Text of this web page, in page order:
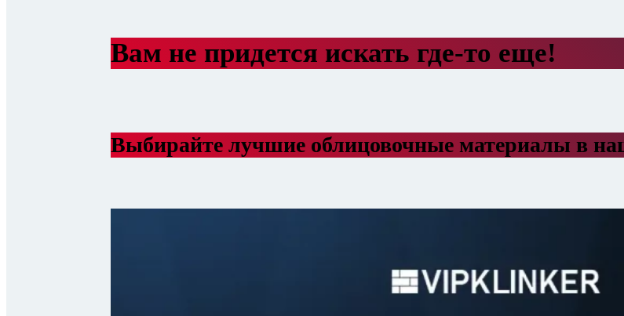
Вам не придется искать где-то еще!
Выбирайте лучшие облицовочные материалы в